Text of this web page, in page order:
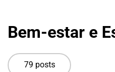
Bem-estar e
79 posts